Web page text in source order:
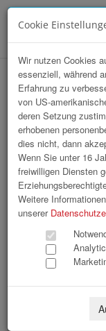
hr-lounge
Cookie
Wir nutzen Cookies
essenziell, während
Erfahrung zu
von US-
deren Setzung
erhobenen
dies nicht, dann
Wenn Sie unter 16
freiwilligen Diensten
Weitere
unserer